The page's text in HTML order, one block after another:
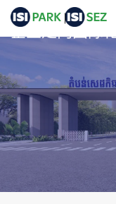
企业走向国际